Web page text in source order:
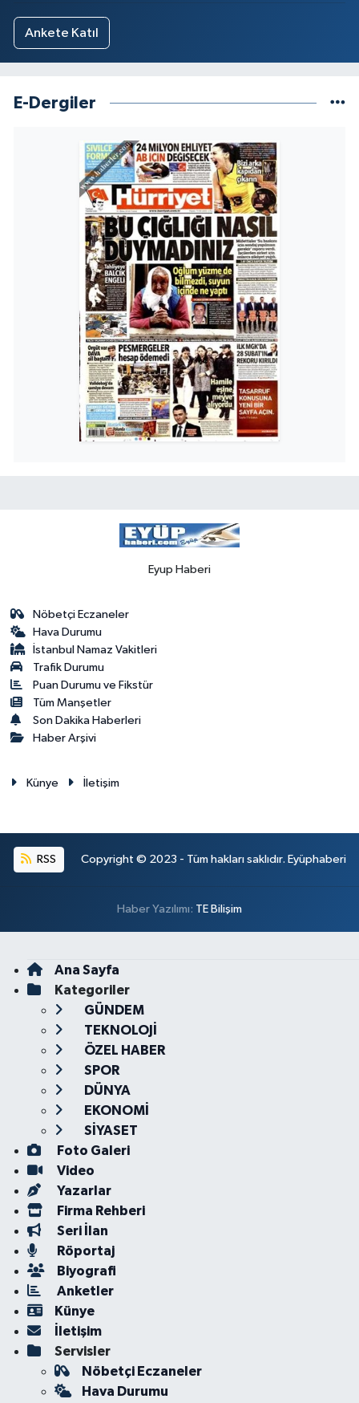
Ankete Katıl
E-Dergiler
Eyup Haberi
Nöbetçi Eczaneler
Hava Durumu
İstanbul Namaz Vakitleri
Trafik Durumu
Puan Durumu ve Fikstür
Tüm Manşetler
Son Dakika Haberleri
Haber Arşivi
Künye İletişim
RSS Copyright © 2023 - Tüm hakları saklıdır. Eyüphaberi
Haber Yazılımı: TE Bilişim
Ana Sayfa
Kategoriler
GÜNDEM
TEKNOLOJİ
ÖZEL HABER
SPOR
DÜNYA
EKONOMİ
SİYASET
Foto Galeri
Video
Yazarlar
Firma Rehberi
Seri İlan
Röportaj
Biyografi
Anketler
Künye
İletişim
Servisler
Nöbetçi Eczaneler
Hava Durumu